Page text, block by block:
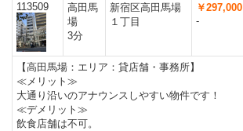
113509
高田馬
場
3分
新宿区高田馬場
１丁目
￥297,000
-
【高田馬場：エリア：貸店舗・事務所】
≪メリット≫
大通り沿いのアナウンスしやすい物件です！
≪デメリット≫
飲食店舗は不可。